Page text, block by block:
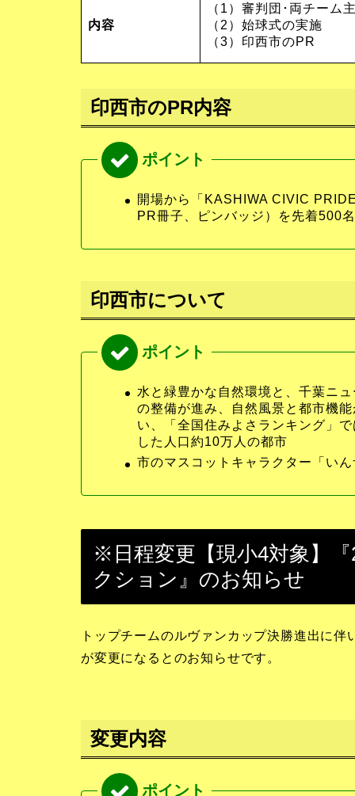
内容
（1）審判団･両チーム
（2）始球式の実施
（3）印西市のPR
印西市のPR内容
開場から「KASHIWA CIVIC
PR冊子、ピンバッジ）を先着500
印西市について
水と緑豊かな自然環境と、千葉ニ
の整備が進み、自然風景と都市機
い、「全国住みよさランキング」
した人口約10万人の都市
市のマスコットキャラクター「い
※日程変更【現小4対象】
クション』のお知らせ
トップチームのルヴァンカップ決勝進出に
が変更になるとのお知らせです。
変更内容